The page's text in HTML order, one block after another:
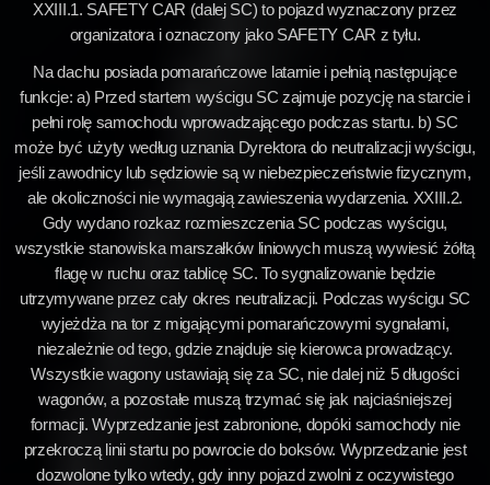
XXIII.1. SAFETY CAR (dalej SC) to pojazd wyznaczony przez
organizatora i oznaczony jako SAFETY CAR z tyłu.
Na dachu posiada pomarańczowe latarnie i pełnią następujące
funkcje: a) Przed startem wyścigu SC zajmuje pozycję na starcie i
pełni rolę samochodu wprowadzającego podczas startu. b) SC
może być użyty według uznania Dyrektora do neutralizacji wyścigu,
jeśli zawodnicy lub sędziowie są w niebezpieczeństwie fizycznym,
ale okoliczności nie wymagają zawieszenia wydarzenia. XXIII.2.
Gdy wydano rozkaz rozmieszczenia SC podczas wyścigu,
wszystkie stanowiska marszałków liniowych muszą wywiesić żółtą
flagę w ruchu oraz tablicę SC. To sygnalizowanie będzie
utrzymywane przez cały okres neutralizacji. Podczas wyścigu SC
wyjeżdża na tor z migającymi pomarańczowymi sygnałami,
niezależnie od tego, gdzie znajduje się kierowca prowadzący.
Wszystkie wagony ustawiają się za SC, nie dalej niż 5 długości
wagonów, a pozostałe muszą trzymać się jak najciaśniejszej
formacji. Wyprzedzanie jest zabronione, dopóki samochody nie
przekroczą linii startu po powrocie do boksów. Wyprzedzanie jest
dozwolone tylko wtedy, gdy inny pojazd zwolni z oczywistego